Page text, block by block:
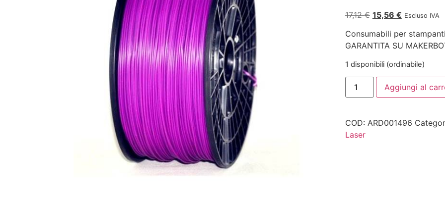
17,12€ 15,56 € Escluso IVA
Consumabili per
GARANTITA SU
1 disponibili (ordinabile)
Aggiungi al
COD: ARD001496
Laser